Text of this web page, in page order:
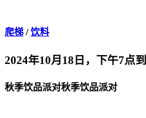
爬梯 /饮料
2024年10月18日，下午7点到
秋季饮品派对秋季饮品派对